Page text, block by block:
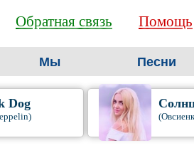
Обратная связь Помощь
Мы Песни
Dog